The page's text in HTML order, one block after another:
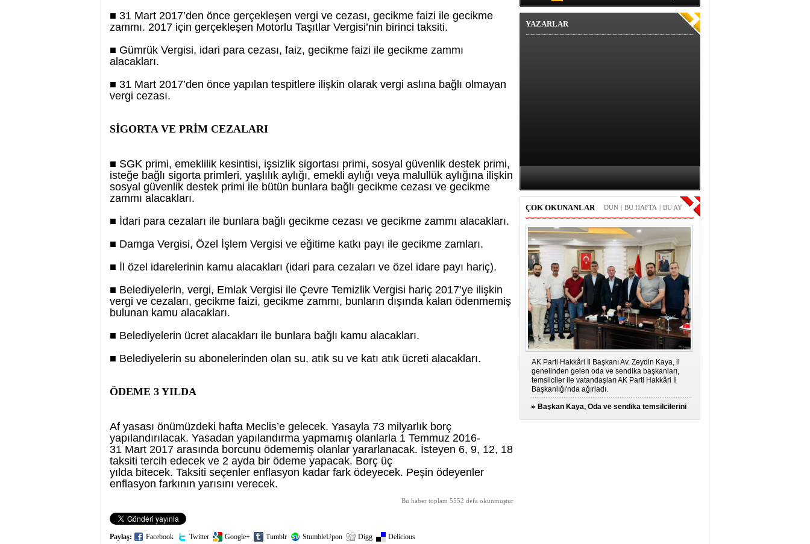
■ 31 Mart 2017’den önce gerçekleşen vergi ve cezası, gecikme faizi ile gecikme
zammı. 2017 için gerçekleşen Motorlu Taşıtlar Vergisi’nin birinci taksiti.
■ Gümrük Vergisi, idari para cezası, faiz, gecikme faizi ile gecikme zammı
alacakları.
■ 31 Mart 2017’den önce yapılan tespitlere ilişkin olarak vergi aslına bağlı olmayan
vergi cezası.
SİGORTA VE PRİM CEZALARI
■ SGK primi, emeklilik kesintisi, işsizlik sigortası primi, sosyal güvenlik destek primi,
isteğe bağlı sigorta primleri, yaşlılık aylığı, emekli aylığı veya malullük aylığına ilişkin
sosyal güvenlik destek primi ile bütün bunlara bağlı gecikme cezası ve gecikme
zammı alacakları.
■ İdari para cezaları ile bunlara bağlı gecikme cezası ve gecikme zammı alacakları.
■ Damga Vergisi, Özel İşlem Vergisi ve eğitime katkı payı ile gecikme zamları.
■ İl özel idarelerinin kamu alacakları (idari para cezaları ve özel idare payı hariç).
■ Belediyelerin, vergi, Emlak Vergisi ile Çevre Temizlik Vergisi hariç 2017’ye ilişkin
vergi ve cezaları, gecikme faizi, gecikme zammı, bunların dışında kalan ödenmemiş
bulunan kamu alacakları.
■ Belediyelerin ücret alacakları ile bunlara bağlı kamu alacakları.
■ Belediyelerin su abonelerinden olan su, atık su ve katı atık ücreti alacakları.
ÖDEME 3 YILDA
Af yasası önümüzdeki hafta Meclis’e gelecek. Yasayla 73 milyarlık borç
yapılandırılacak. Yasadan yapılandırma yapmamış olanlarla 1 Temmuz 2016-
31 Mart 2017 arasında borcunu ödememiş olanlar yararlanacak. İsteyen 6, 9, 12, 18
taksiti tercih edecek ve 2 ayda bir ödeme yapacak. Borç üç
yılda bitecek. Taksiti seçenler enflasyon kadar fark ödeyecek. Peşin ödeyenler
enflasyon farkının yarısını verecek.
Bu haber toplam 5552 defa okunmuştur
Paylaş: Facebook Twitter Google+ Tumblr StumbleUpon Digg Delicious
YAZARLAR
ÇOK OKUNANLAR BU AY
|
BU HAFTA
|
DÜN
AK Parti Hakkâri İl Başkanı Av. Zeydin Kaya, il
genelinden gelen oda ve sendika başkanları,
temsilciler ile vatandaşları AK Parti Hakkâri İl
Başkanlığı'nda ağırladı.
Başkan Kaya, Oda ve sendika temsilcilerini
ağırladı